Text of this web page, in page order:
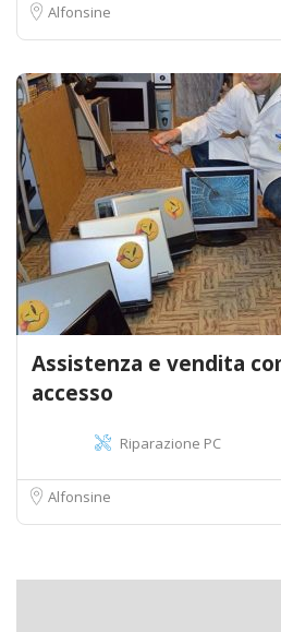
Alfonsine
Assistenza e vendita
accesso
Riparazione PC
Alfonsine